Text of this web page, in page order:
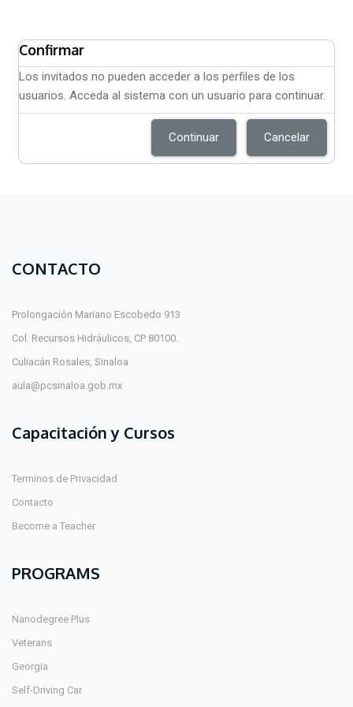
Confirmar
Los invitados no pueden acceder a los perfiles de los
usuarios. Acceda al sistema con un usuario para continuar.
Continuar Cancelar
CONTACTO
Prolongación Mariano Escobedo 913
Col. Recursos Hidráulicos, CP 80100.
Culiacán Rosales, Sinaloa
aula@pcsinaloa.gob.mx
Capacitación y Cursos
Terminos de Privacidad
Contacto
Become a Teacher
PROGRAMS
Nanodegree Plus
Veterans
Georgia
Self-Driving Car